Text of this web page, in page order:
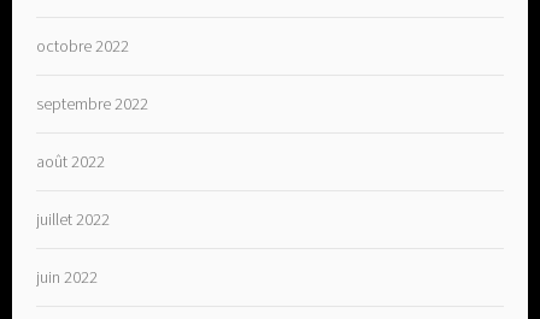
octobre 2022
septembre 2022
août 2022
juillet 2022
juin 2022